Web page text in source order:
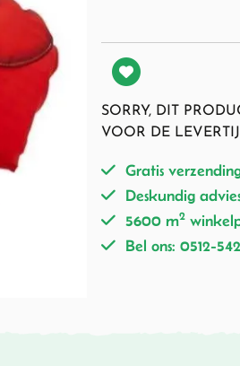
SORRY, DIT
VOOR DE
Gratis
Deskundig
5600 m2
Bel ons: 0512-